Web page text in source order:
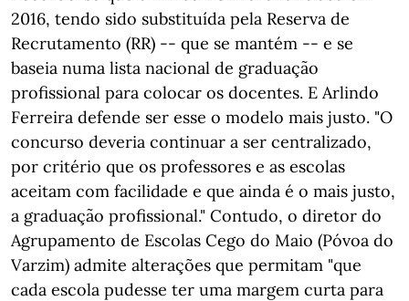
2016, tendo sido substituída pela Reserva de
Recrutamento (RR) -- que se mantém -- e se
baseia numa lista nacional de graduação
profissional para colocar os docentes. E Arlindo
Ferreira defende ser esse o modelo mais justo. "O
concurso deveria continuar a ser centralizado,
por critério que os professores e as escolas
aceitam com facilidade e que ainda é o mais justo,
a graduação profissional." Contudo, o diretor do
Agrupamento de Escolas Cego do Maio (Póvoa do
Varzim) admite alterações que permitam "que
cada escola pudesse ter uma margem curta para